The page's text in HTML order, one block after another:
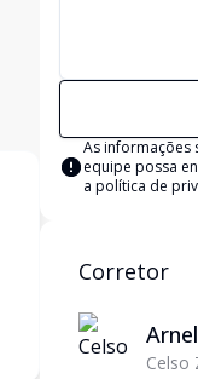
As informações
equipe possa
a política de
Corretor
Celso